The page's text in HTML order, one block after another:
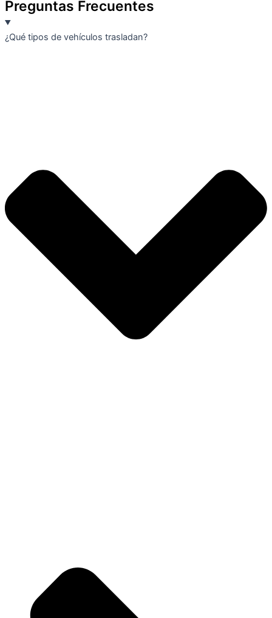
Preguntas Frecuentes
¿Qué tipos de vehículos trasladan?